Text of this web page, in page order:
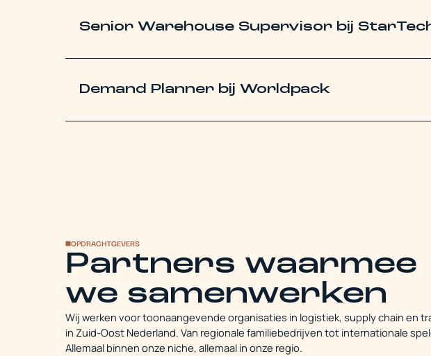
Senior Warehouse Supervisor bij
Demand Planner bij Worldpack
OPDRACHTGEVERS
Partners waarmee
we samenwerken
Wij werken voor toonaangevende organisaties in logistiek, supply chain en
in Zuid-Oost Nederland. Van regionale familiebedrijven tot internationale
Allemaal binnen onze niche, allemaal in onze regio.